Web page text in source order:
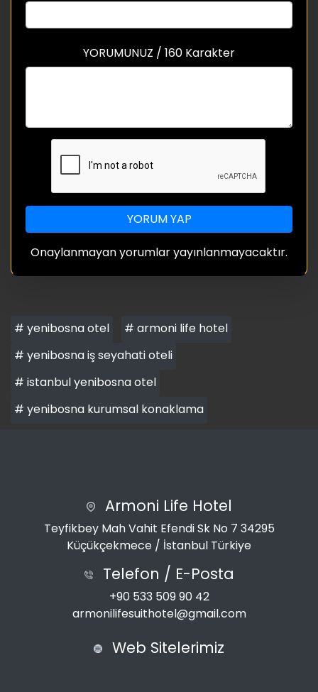
YORUMUNUZ / 160 Karakter
YORUM YAP
Onaylanmayan yorumlar yayınlanmayacaktır.
# yenibosna otel
# armoni life hotel
# yenibosna iş seyahati oteli
# istanbul yenibosna otel
# yenibosna kurumsal konaklama
Armoni Life Hotel
Teyfikbey Mah Vahit Efendi Sk No 7 34295
Küçükçekmece / İstanbul Türkiye
Telefon / E-Posta
+90 533 509 90 42
armonilifesuithotel@gmail.com
Web Sitelerimiz